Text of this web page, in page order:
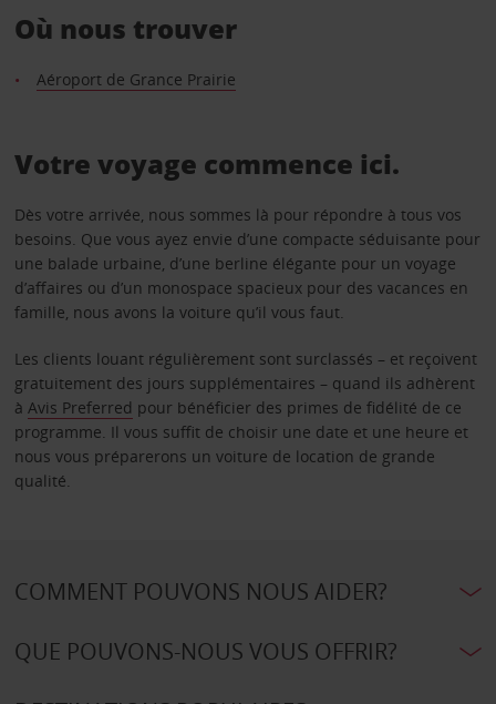
Où nous trouver
Aéroport de Grance Prairie
Votre voyage commence ici.
Dès votre arrivée, nous sommes là pour répondre à tous vos
besoins. Que vous ayez envie d’une compacte séduisante pour
une balade urbaine, d’une berline élégante pour un voyage
d’affaires ou d’un monospace spacieux pour des vacances en
famille, nous avons la voiture qu’il vous faut.
Les clients louant régulièrement sont surclassés – et reçoivent
gratuitement des jours supplémentaires – quand ils adhèrent
à Avis Preferred pour bénéficier des primes de fidélité de ce
programme. Il vous suffit de choisir une date et une heure et
nous vous préparerons un voiture de location de grande
qualité.
COMMENT POUVONS NOUS AIDER?
QUE POUVONS-NOUS VOUS OFFRIR?